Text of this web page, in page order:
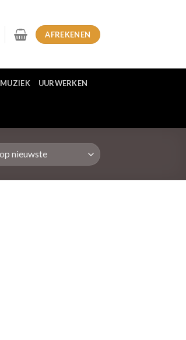
AFREKENEN
MUZIEK UURWERKEN